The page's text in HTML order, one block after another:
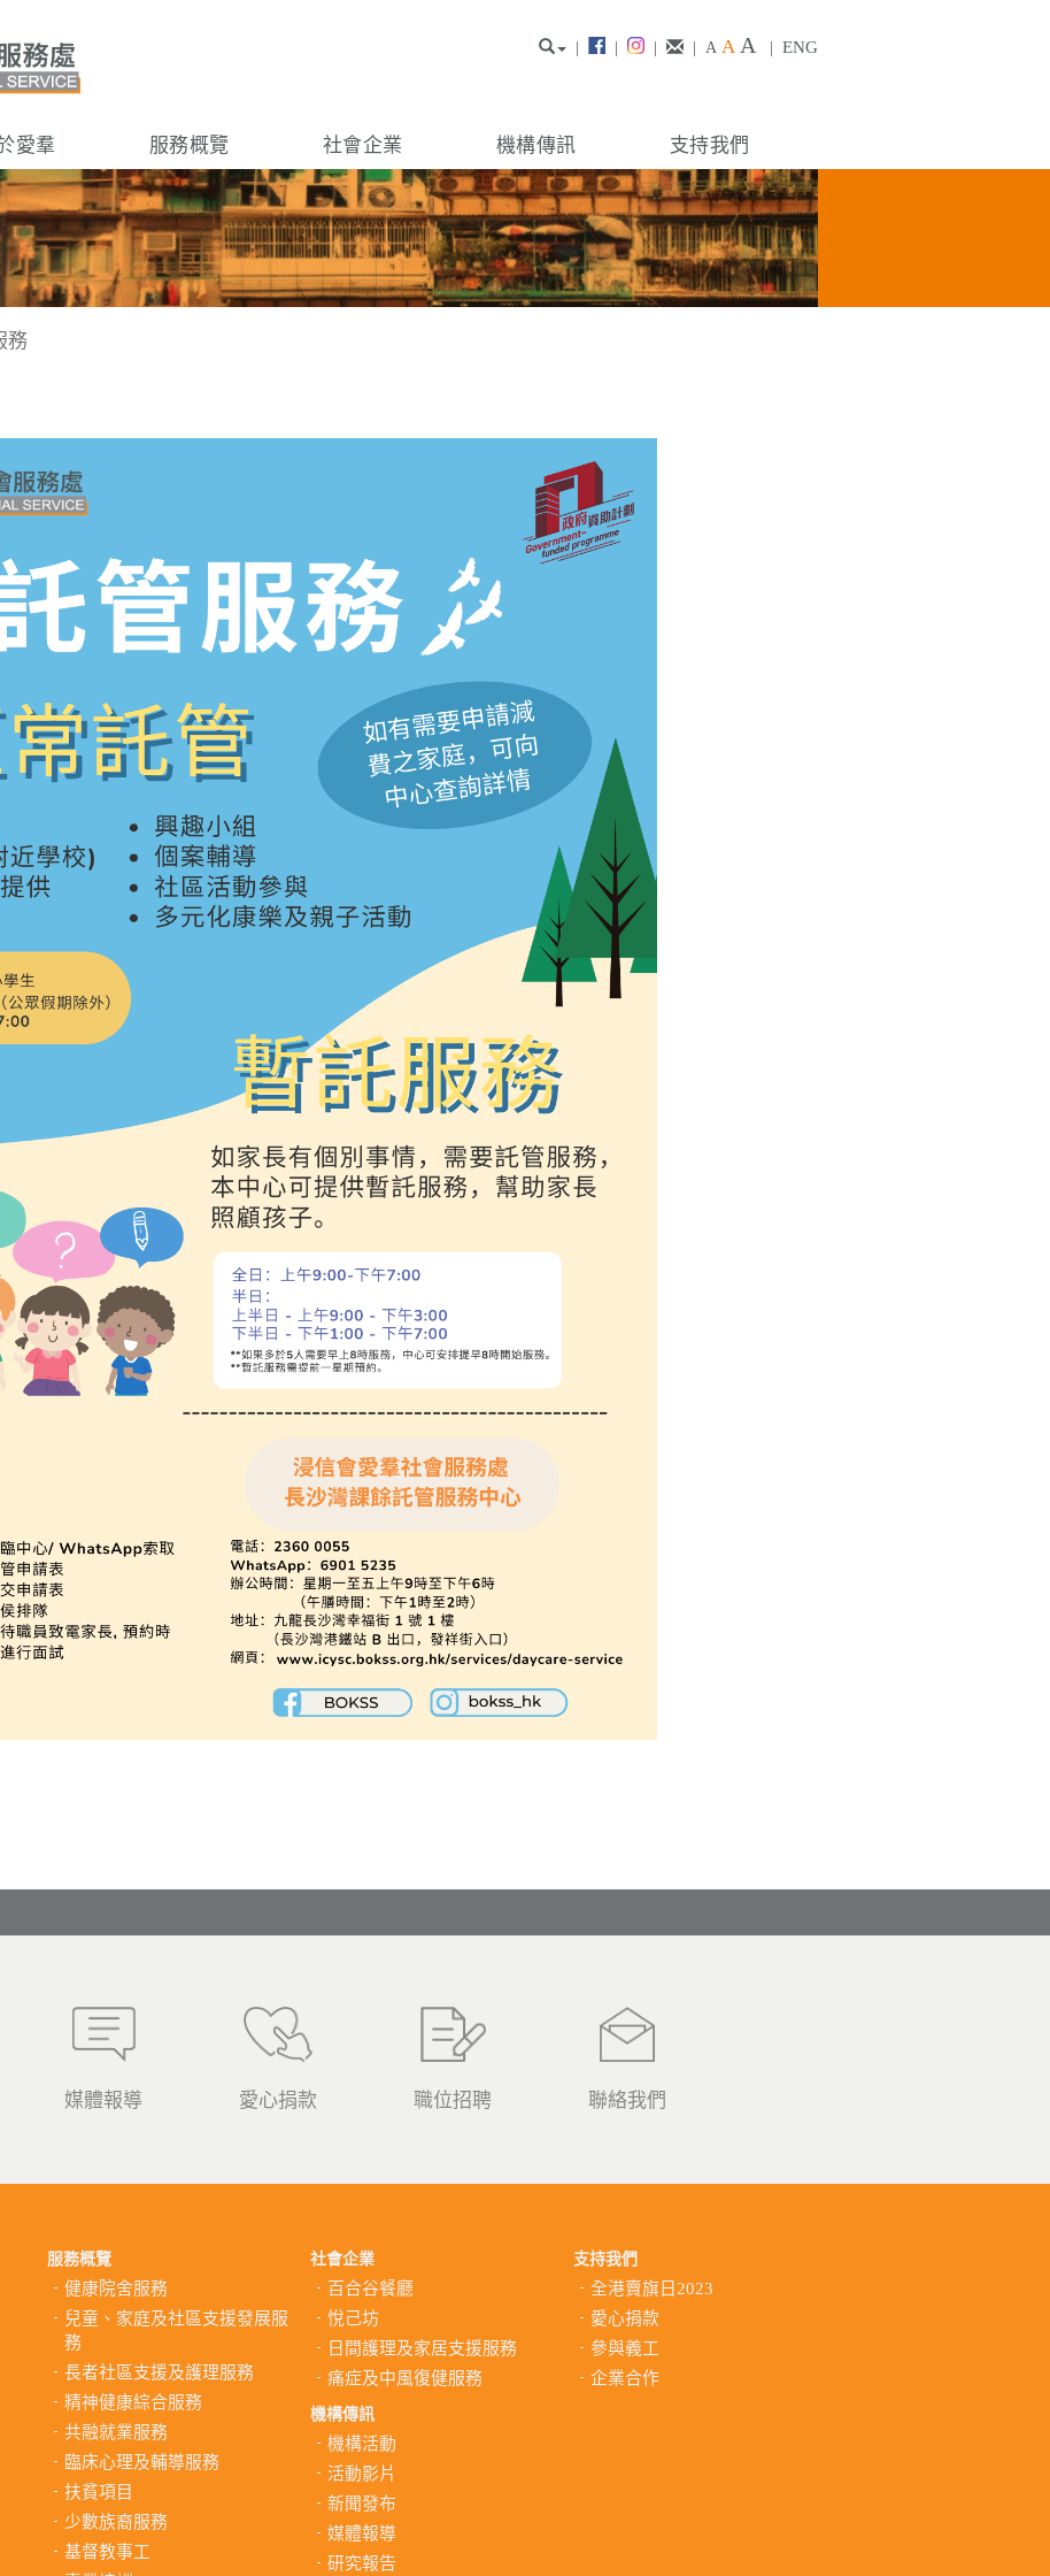
| | | | A A A | ENG
愛羣 服務概覽 社會企業 機構傳訊 支持我們
務
媒體報導 愛心捐款 職位招聘 聯絡我們
服務概覽
健康院舍服務
兒童、家庭及社區支援發展服
務
長者社區支援及護理服務
精神健康綜合服務
共融就業服務
臨床心理及輔導服務
扶貧項目
少數族裔服務
基督教事工
社會企業
百合谷餐廳
悅己坊
日間護理及家居支援服務
痛症及中風復健服務
機構傳訊
機構活動
活動影片
新聞發布
媒體報導
研究報告
支持我們
全港賣旗日2023
愛心捐款
參與義工
企業合作